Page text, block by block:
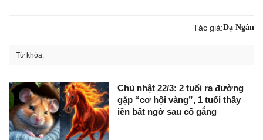
Tác giả:Dạ Ngân
Từ khóa:
Chủ nhật 22/3: 2 tuổi ra đường
gặp “cơ hội vàng”, 1 tuổi thấy
iền bất ngờ sau cố gắng